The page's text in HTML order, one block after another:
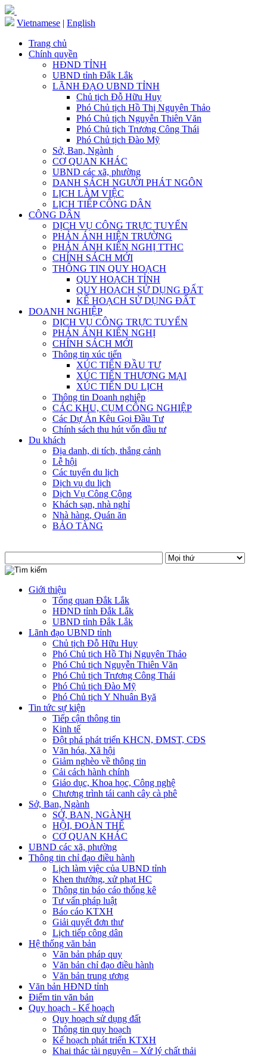
Vietnamese | English
Trang chủ
Chính quyền
HĐND TỈNH
UBND tỉnh Đắk Lắk
LÃNH ĐẠO UBND TỈNH
Chủ tịch Đỗ Hữu Huy
Phó Chủ tịch Hồ Thị Nguyên Thảo
Phó Chủ tịch Nguyễn Thiên Văn
Phó Chủ tịch Trương Công Thái
Phó Chủ tịch Đào Mỹ
Sở, Ban, Ngành
CƠ QUAN KHÁC
UBND các xã, phường
DANH SÁCH NGƯỜI PHÁT NGÔN
LỊCH LÀM VIỆC
LỊCH TIẾP CÔNG DÂN
CÔNG DÂN
DỊCH VỤ CÔNG TRỰC TUYẾN
PHẢN ÁNH HIỆN TRƯỜNG
PHẢN ÁNH KIẾN NGHỊ TTHC
CHÍNH SÁCH MỚI
THÔNG TIN QUY HOẠCH
QUY HOẠCH TỈNH
QUY HOẠCH SỬ DỤNG ĐẤT
KẾ HOẠCH SỬ DỤNG ĐẤT
DOANH NGHIỆP
DỊCH VỤ CÔNG TRỰC TUYẾN
PHẢN ÁNH KIẾN NGHỊ
CHÍNH SÁCH MỚI
Thông tin xúc tiến
XÚC TIẾN ĐẦU TƯ
XÚC TIẾN THƯƠNG MẠI
XÚC TIẾN DU LỊCH
Thông tin Doanh nghiệp
CÁC KHU, CỤM CÔNG NGHIỆP
Các Dự Án Kêu Gọi Đầu Tư
Chính sách thu hút vốn đầu tư
Du khách
Địa danh, di tích, thắng cảnh
Lễ hội
Các tuyến du lịch
Dịch vụ du lịch
Dịch Vụ Công Cộng
Khách sạn, nhà nghỉ
Nhà hàng, Quán ăn
BẢO TÀNG
Giới thiệu
Tổng quan Đắk Lắk
HĐND tỉnh Đắk Lắk
UBND tỉnh Đắk Lắk
Lãnh đạo UBND tỉnh
Chủ tịch Đỗ Hữu Huy
Phó Chủ tịch Hồ Thị Nguyên Thảo
Phó Chủ tịch Nguyễn Thiên Văn
Phó Chủ tịch Trương Công Thái
Phó Chủ tịch Đào Mỹ
Phó Chủ tịch Y Nhuân Byă
Tin tức sự kiện
Tiếp cận thông tin
Kinh tế
Đột phá phát triển KHCN, ĐMST, CĐS
Văn hóa, Xã hội
Giảm nghèo về thông tin
Cải cách hành chính
Giáo dục, Khoa học, Công nghệ
Chương trình tái canh cây cà phê
Sở, Ban, Ngành
SỞ, BAN, NGÀNH
HỘI, ĐOÀN THỂ
CƠ QUAN KHÁC
UBND các xã, phường
Thông tin chỉ đạo điều hành
Lịch làm việc của UBND tỉnh
Khen thưởng, xử phạt HC
Thông tin báo cáo thống kê
Tư vấn pháp luật
Báo cáo KTXH
Giải quyết đơn thư
Lịch tiếp công dân
Hệ thống văn bản
Văn bản pháp quy
Văn bản chỉ đạo điều hành
Văn bản trung ương
Văn bản HĐND tỉnh
Điểm tin văn bản
Quy hoạch - Kế hoạch
Quy hoạch sử dụng đất
Thông tin quy hoạch
Kế hoạch phát triển KTXH
Khai thác tài nguyên – Xử lý chất thải